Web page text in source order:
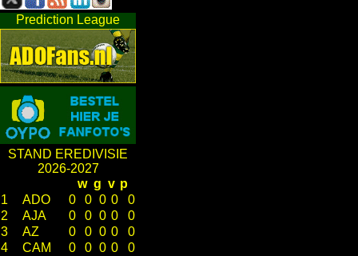
Prediction League
STAND EREDIVISIE
2026-2027
w g v p
1
ADO 0 0 0 0
0
2
AJA 0 0 0 0
0
3
AZ 0 0 0 0
0
4
CAM 0 0 0 0
0